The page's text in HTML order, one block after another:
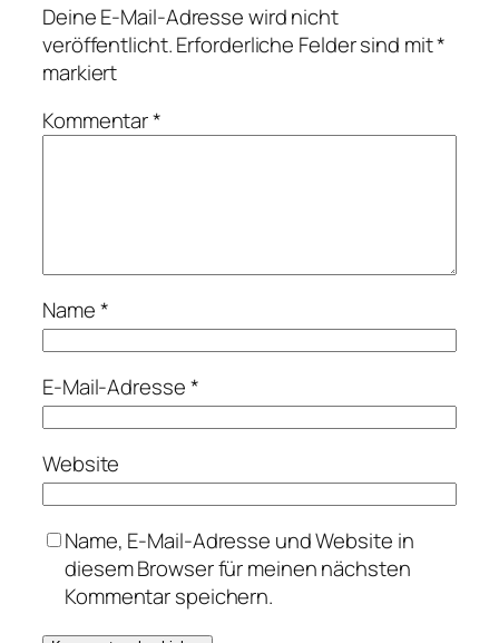
Deine E-Mail-Adresse wird nicht
veröffentlicht.Erforderliche Felder sind mit*
markiert
Kommentar*
Name*
E-Mail-Adresse*
Website
Name, E-Mail-Adresse und Website in
diesem Browser für meinen nächsten
Kommentar speichern.